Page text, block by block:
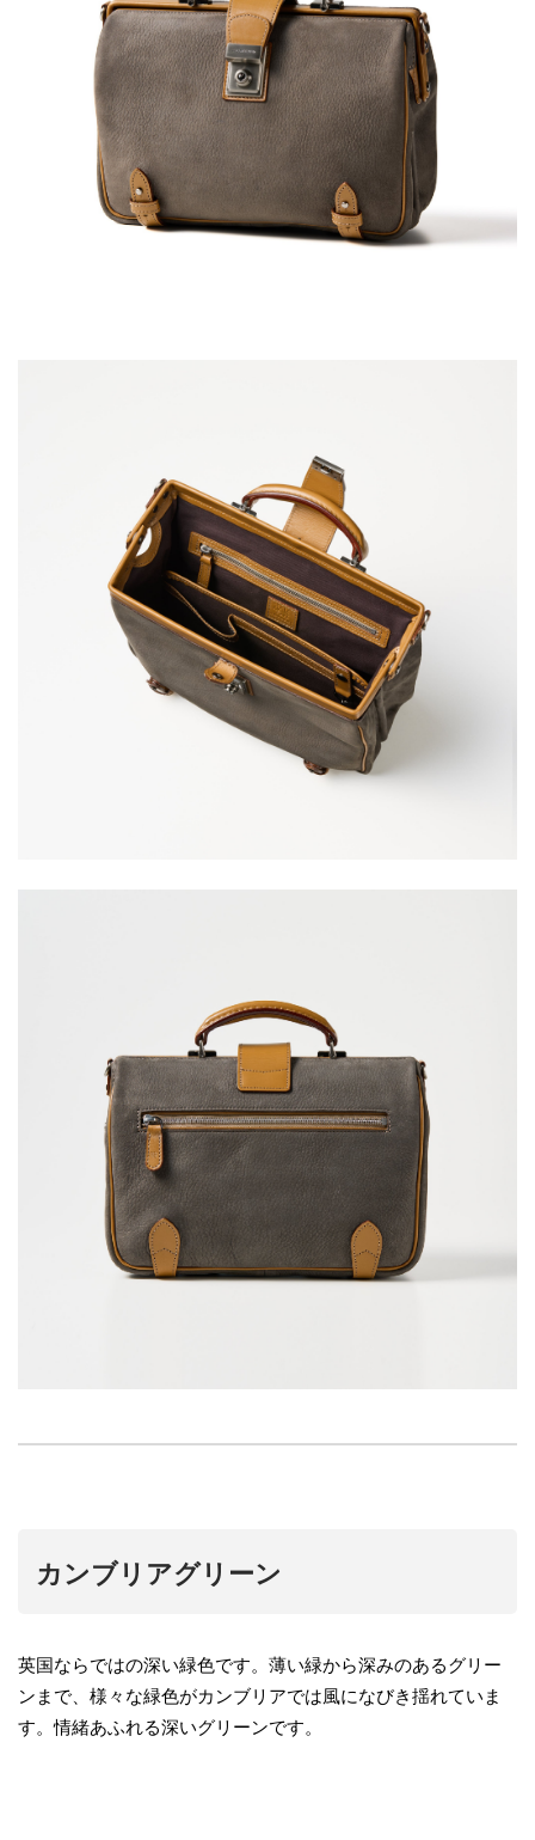
カンブリアグリーン
英国ならではの深い緑色です。薄い緑から深みのあるグリー
ンまで、様々な緑色がカンブリアでは風になびき揺れていま
す。情緒あふれる深いグリーンです。